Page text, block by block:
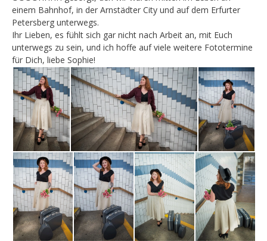
einem Bahnhof, in der Arnstädter City und auf dem Erfurter
Petersberg unterwegs.
Ihr Lieben, es fühlt sich gar nicht nach Arbeit an, mit Euch
unterwegs zu sein, und ich hoffe auf viele weitere Fototermine
für Dich, liebe Sophie!